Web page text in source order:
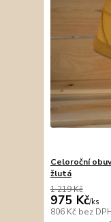
Celoroční
žlutá
1 219 Kč
975 Kč/ks
806 Kč bez